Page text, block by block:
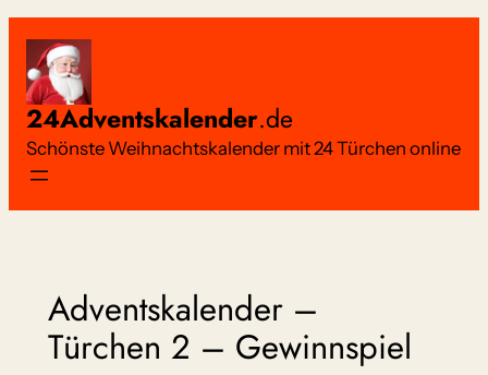
Inhalt
springen
24Adventskalender.de
Schönste Weihnachtskalender mit 24 Türchen online
Adventskalender –
Türchen 2 – Gewinnspiel